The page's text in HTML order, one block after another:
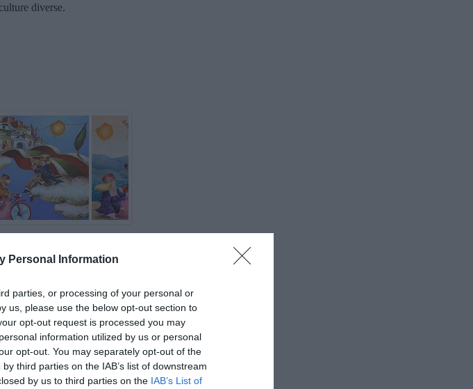
Personal Information
parties, or processing of your personal or
us, please use the below opt-out section to
opt-out request is processed you may
information utilized by us or personal
opt-out. You may separately opt-out of the
third parties on the IAB’s list of downstream
by us to third parties on the IAB’s List of
diverse.